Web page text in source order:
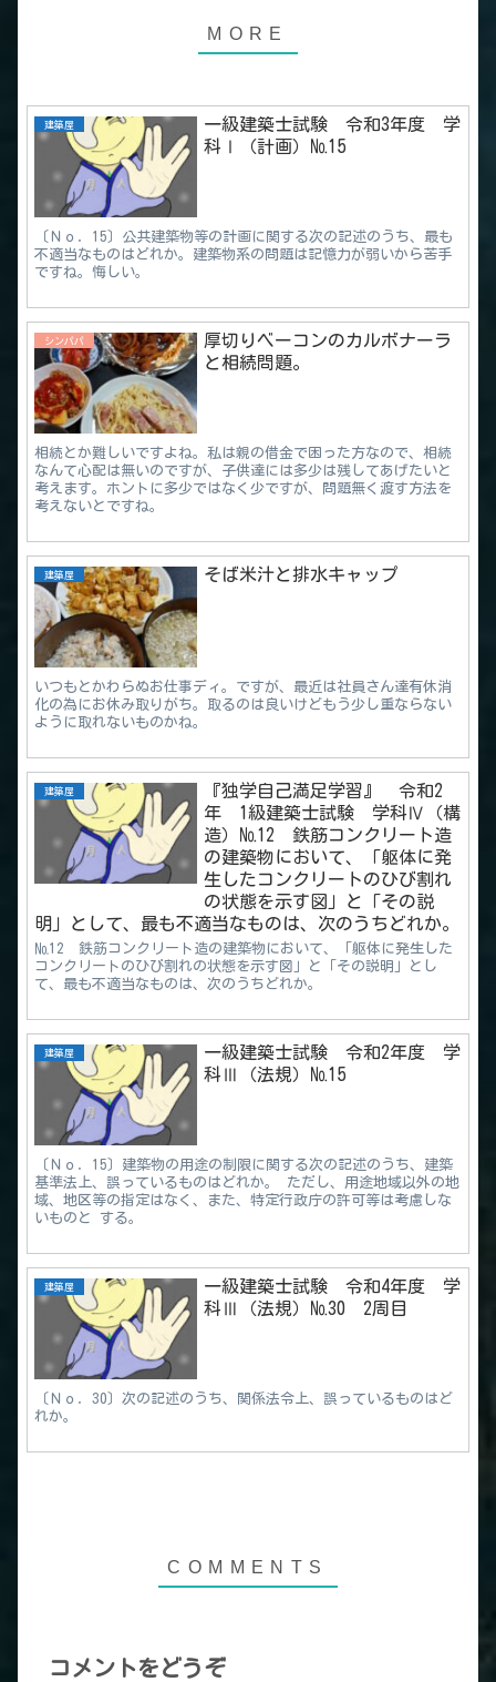
建築屋
一級建築士試験 令和3年度 学
科Ⅰ（計画）№15
〔Ｎｏ．15〕公共建築物等の計画に関する次の記述のうち、最も
不適当なものはどれか。建築物系の問題は記憶力が弱いから苦手
ですね。悔しい。
シンパパ
厚切りベーコンのカルボナーラ
と相続問題。
相続とか難しいですよね。私は親の借金で困った方なので、相続
なんて心配は無いのですが、子供達には多少は残してあげたいと
考えます。ホントに多少ではなく少ですが、問題無く渡す方法を
考えないとですね。
建築屋 そば米汁と排水キャップ
いつもとかわらぬお仕事ディ。ですが、最近は社員さん達有休消
化の為にお休み取りがち。取るのは良いけどもう少し重ならない
ように取れないものかね。
建築屋
『独学自己満足学習』 令和2
年 1級建築士試験 学科Ⅳ（構
造）№12 鉄筋コンクリート造
の建築物において、「躯体に発
生したコンクリートのひび割れ
の状態を示す図」と「その説
明」として、最も不適当なものは、次のうちどれか。
№12 鉄筋コンクリート造の建築物において、「躯体に発生した
コンクリートのひび割れの状態を示す図」と「その説明」とし
て、最も不適当なものは、次のうちどれか。
建築屋
一級建築士試験 令和2年度 学
科Ⅲ（法規）№15
〔Ｎｏ．15〕建築物の用途の制限に関する次の記述のうち、建築
基準法上、誤っているものはどれか。 ただし、用途地域以外の地
域、地区等の指定はなく、また、特定行政庁の許可等は考慮しな
いものと する。
建築屋
一級建築士試験 令和4年度 学
科Ⅲ（法規）№30 2周目
〔Ｎｏ．30〕次の記述のうち、関係法令上、誤っているものはど
れか。
コメントをどうぞ